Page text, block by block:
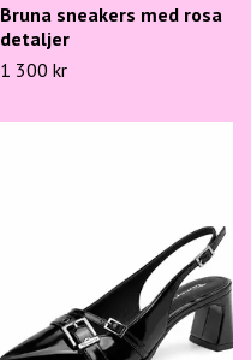
Bruna sneakers med rosa
detaljer
1 300 kr